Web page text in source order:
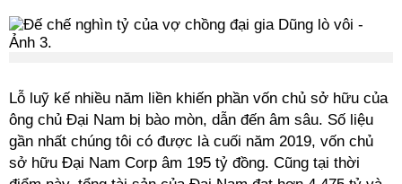
Lỗ luỹ kế nhiều năm liền khiến phần vốn chủ sở hữu của
ông chủ Đại Nam bị bào mòn, dẫn đến âm sâu. Số liệu
gần nhất chúng tôi có được là cuối năm 2019, vốn chủ
sở hữu Đại Nam Corp âm 195 tỷ đồng. Cũng tại thời